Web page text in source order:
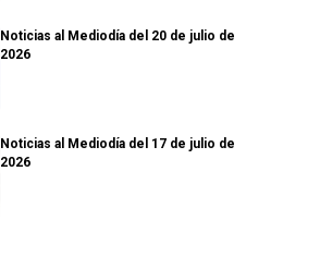
Noticias al Mediodía del 20 de julio de
2026
Noticias al Mediodía del 17 de julio de
2026